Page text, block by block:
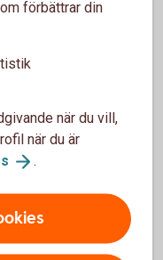
på ett
säkert
förbättrar din
när du vill,
när du är
.